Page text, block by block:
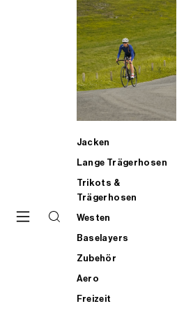
Jacken
Lange Trägerhosen
Trikots &
Trägerhosen
Westen
Baselayers
Zubehör
Aero
Freizeit